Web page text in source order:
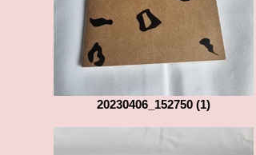
20230406_152750 (1)